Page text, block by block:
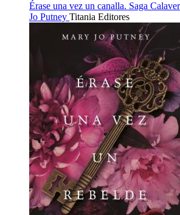
Érase una vez un canalla. Saga
Jo Putney Titania Editores